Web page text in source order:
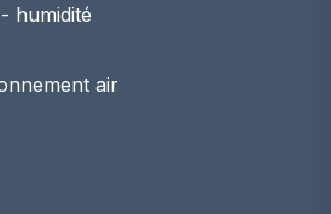
humidité
air